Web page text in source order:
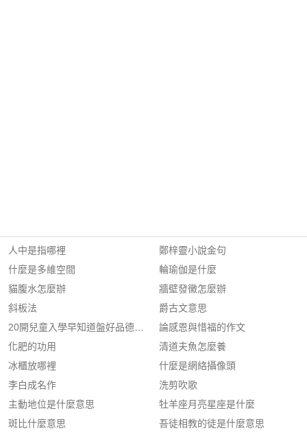
人中是指哪裡
什麼是多維空間
貓腹水怎麼辦
斜板法
20開兒童入學早知道盤好品德故事
化肥的功用
冰櫃放哪裡
李白成名作
主動地位是什麼意思
斑比什麼意思
鄭梓靈小說金句
輪瑜伽是什麼
牆壁發黴怎麼辦
爵古文意思
論感恩與惜福的作文
清道夫魚怎麼養
什麼是網絡攝像頭
洗剪吹歌
牡羊座月亮星座是什麼
吾徒相教的徒是什麼意思